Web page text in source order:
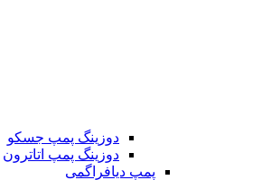
دوزینگ پمپ جسکو
دوزینگ پمپ اتاترون
پمپ دیافراگمی